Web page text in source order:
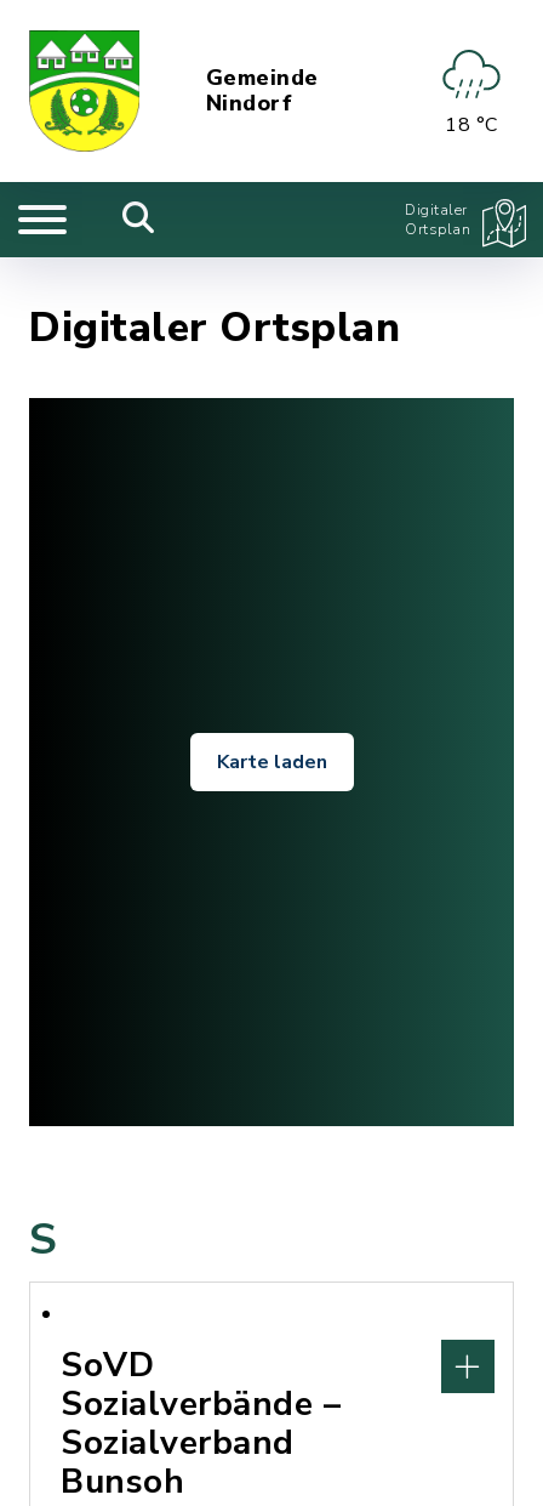
Gemeinde
Nindorf
18 °C
Digitaler
Ortsplan
Digitaler Ortsplan
Karte laden
S
SoVD
Sozialverbände –
Sozialverband
Bunsoh